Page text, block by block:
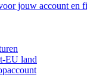
jouw account en
EU land